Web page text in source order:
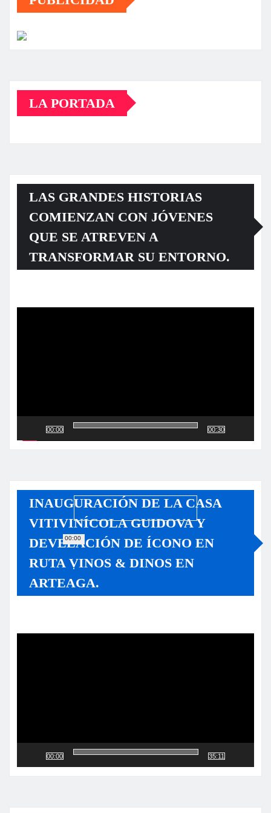
LA PORTADA
LAS GRANDES HISTORIAS
COMIENZAN CON JÓVENES
QUE SE ATREVEN A
TRANSFORMAR SU ENTORNO.
00:00
00:00
00:30
INAUGURACIÓN DE LA CASA
VITIVINÍCOLA GUIDOVA Y
DEVELACIÓN DE ÍCONO EN
RUTA VINOS & DINOS EN
ARTEAGA.
00:00 35:11